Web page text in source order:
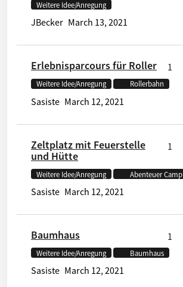
Weitere Idee/Anregung
JBecker March 13, 2021
1
Erlebnisparcours für Roller
Weitere Idee/Anregung Rollerbahn
Sasiste March 12, 2021
1
Zeltplatz mit Feuerstelle
und Hütte
Weitere Idee/Anregung Abenteuer Camp
Sasiste March 12, 2021
1
Baumhaus
Weitere Idee/Anregung Baumhaus
Sasiste March 12, 2021